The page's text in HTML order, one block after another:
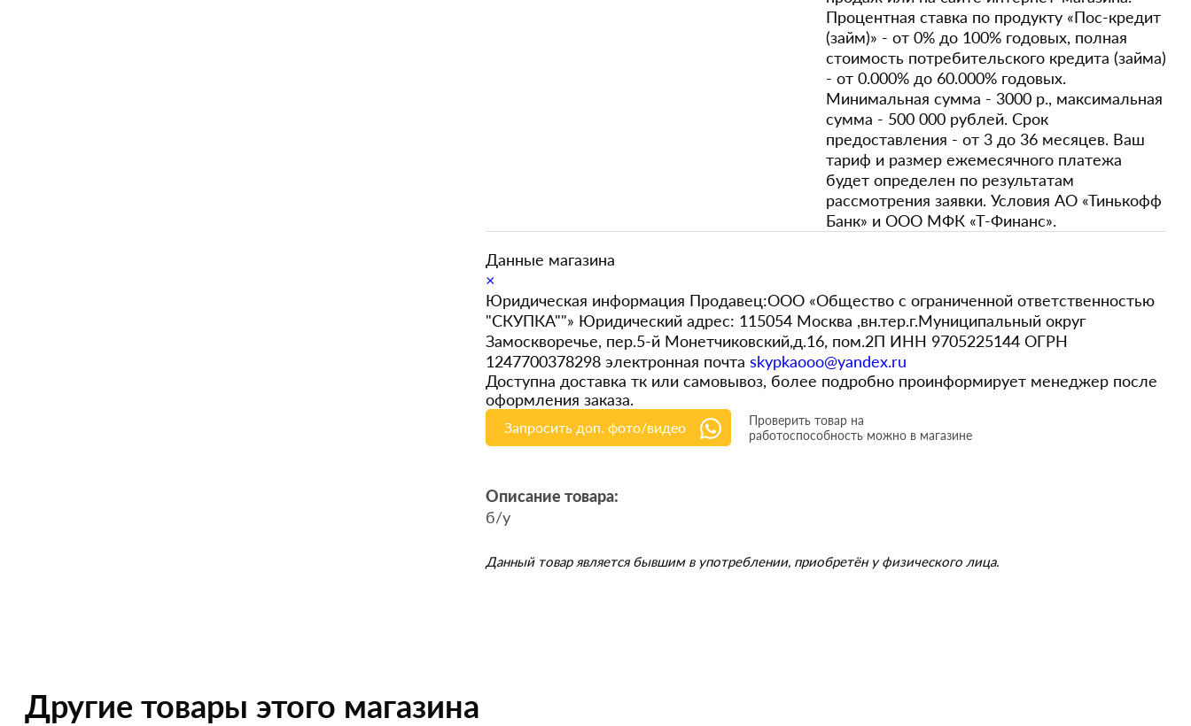
Процентная ставка по продукту «Пос-кредит
(займ)» - от 0% до 100% годовых, полная
стоимость потребительского кредита (займа)
- от 0.000% до 60.000% годовых.
Минимальная сумма - 3000 р., максимальная
сумма - 500 000 рублей. Срок
предоставления - от 3 до 36 месяцев. Ваш
тариф и размер ежемесячного платежа
будет определен по результатам
рассмотрения заявки. Условия АО «Тинькофф
Банк» и ООО МФК «Т-Финанс».
Данные магазина
×
Юридическая информация Продавец:ООО «Общество с ограниченной ответственностью
"СКУПКА""» Юридический адрес: 115054 Москва ,вн.тер.г.Муниципальный округ
Замоскворечье, пер.5-й Монетчиковский,д.16, пом.2П ИНН 9705225144 ОГРН
1247700378298 электронная почта skypkaooo@yandex.ru
Доступна доставка тк или самовывоз, более подробно проинформирует менеджер после
оформления заказа.
Запросить доп. фото/видео
Проверить товар на
работоспособность можно в магазине
Описание товара:
б/у
Данный товар является бывшим в употреблении, приобретён у физического лица.
Другие товары этого магазина